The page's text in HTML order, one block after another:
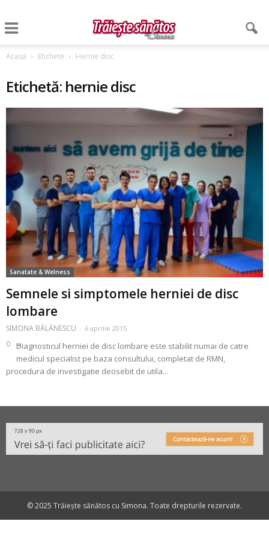
Acasă Etichete Hernie disc
Etichetă: hernie disc
Sanatate & Welness
Semnele si simptomele herniei de disc
lombare
SIMONA BĂLĂNESCU - 6 aprilie 2015
0 Diagnosticul herniei de disc lombare este stabilit numai de catre
medicul specialist pe baza consultului, completat de RMN,
procedura de investigatie deosebit de utila...
© 2025 Trăiește sănătos cu Simona. Toate drepturile rezervate.